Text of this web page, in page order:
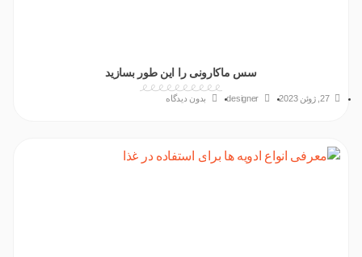
سس ماکارونی را این طور بسازید
27, ژوئن 2023 designer بدون دیدگاه